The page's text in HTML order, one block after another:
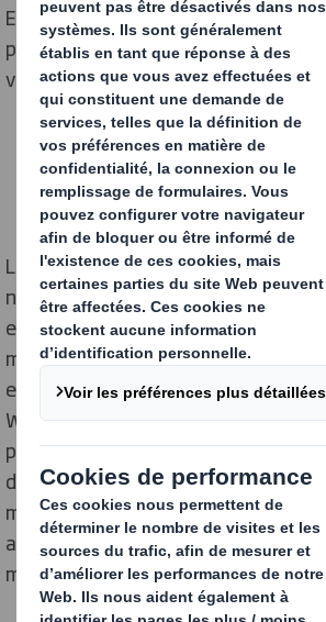
En collaboration avec Laithwaite's,
place un modèle en boucle fermée
vérifiable et traçable ici même, au
Le recyclage est au cœur des
nous permet de concrétiser la
entreprise : « Redéfinir l'emballage
mutation ». En pensant
en étroite collaboration avec notre
Wine, nous avons développé les
pour boucler la boucle sur plus de 1
d'emballages en carton,
matériaux restent dans le cycle
aussi longtemps que possible et que
maximale soit obtenue.